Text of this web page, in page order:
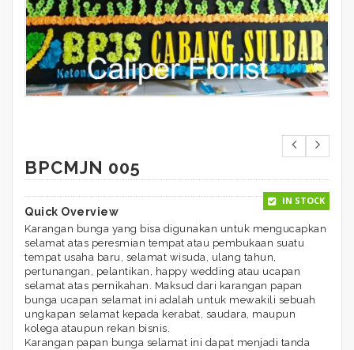
BPCMJN 005
IN STOCK
Quick Overview
Karangan bunga yang bisa digunakan untuk mengucapkan
selamat atas peresmian tempat atau pembukaan suatu
tempat usaha baru, selamat wisuda, ulang tahun,
pertunangan, pelantikan, happy wedding atau ucapan
selamat atas pernikahan. Maksud dari karangan papan
bunga ucapan selamat ini adalah untuk mewakili sebuah
ungkapan selamat kepada kerabat, saudara, maupun
kolega ataupun rekan bisnis.
Karangan papan bunga selamat ini dapat menjadi tanda